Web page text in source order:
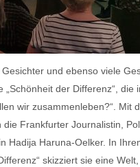
und ebenso viele
„Schönheit der Differenz“, die
wir zusammenleben?“. Mit
die Frankfurter Journalistin,
Hadija Haruna-Oelker. In
skizziert sie eine Welt,